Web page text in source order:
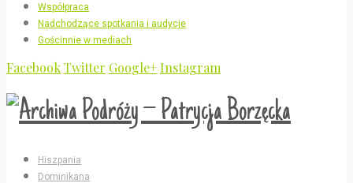
Współpraca
Nadchodzące spotkania i audycje
Gościnnie w mediach
FacebookTwitter Google+Instagram
Hiszpania
Dominikana